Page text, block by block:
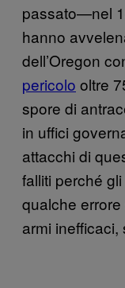
passato—nel
hanno
dell’Oregon
pericolo oltre
spore di
in uffici
attacchi di
falliti perché
qualche
armi inefficaci,